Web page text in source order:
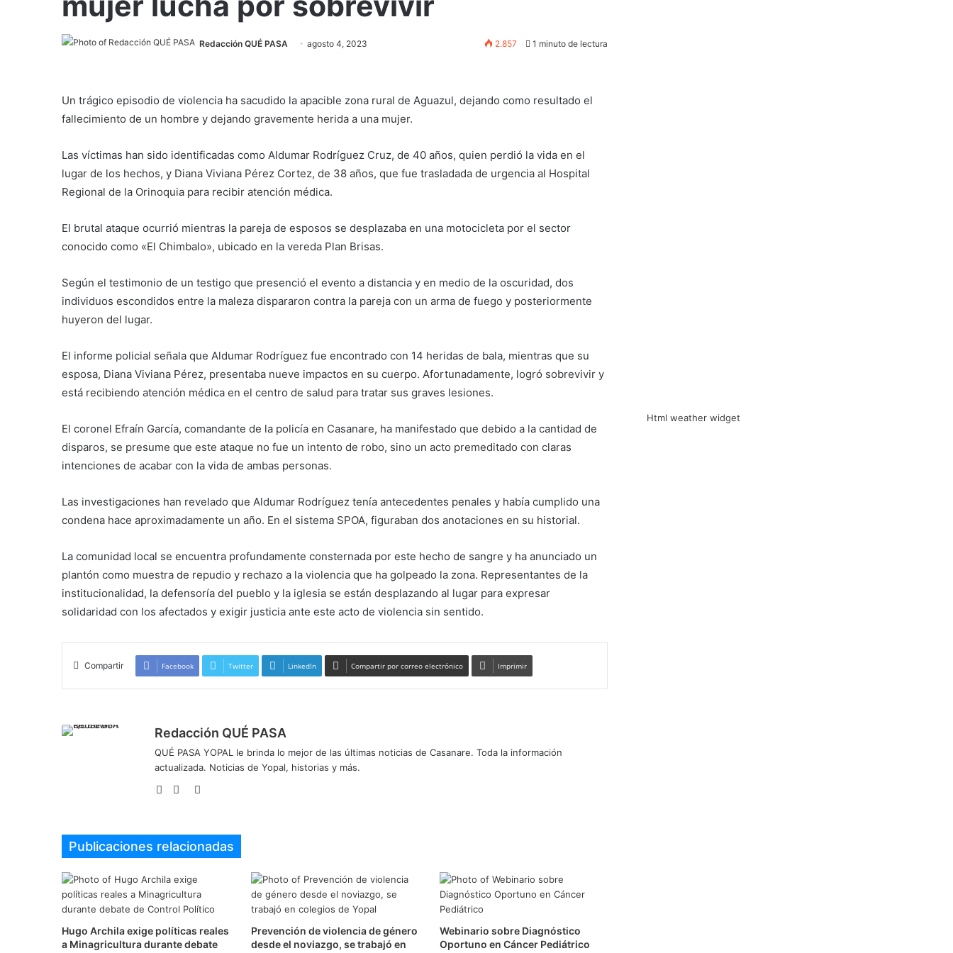
Redacción QUÉ PASA agosto 4, 2023 2.857 1 minuto de lectura
Un trágico episodio de violencia ha sacudido la apacible zona rural de Aguazul, dejando como resultado el
fallecimiento de un hombre y dejando gravemente herida a una mujer.
Las víctimas han sido identificadas como Aldumar Rodríguez Cruz, de 40 años, quien perdió la vida en el
lugar de los hechos, y Diana Viviana Pérez Cortez, de 38 años, que fue trasladada de urgencia al Hospital
Regional de la Orinoquia para recibir atención médica.
El brutal ataque ocurrió mientras la pareja de esposos se desplazaba en una motocicleta por el sector
conocido como «El Chimbalo», ubicado en la vereda Plan Brisas.
Según el testimonio de un testigo que presenció el evento a distancia y en medio de la oscuridad, dos
individuos escondidos entre la maleza dispararon contra la pareja con un arma de fuego y posteriormente
huyeron del lugar.
El informe policial señala que Aldumar Rodríguez fue encontrado con 14 heridas de bala, mientras que su
esposa, Diana Viviana Pérez, presentaba nueve impactos en su cuerpo. Afortunadamente, logró sobrevivir y
está recibiendo atención médica en el centro de salud para tratar sus graves lesiones.
El coronel Efraín García, comandante de la policía en Casanare, ha manifestado que debido a la cantidad de
disparos, se presume que este ataque no fue un intento de robo, sino un acto premeditado con claras
intenciones de acabar con la vida de ambas personas.
Las investigaciones han revelado que Aldumar Rodríguez tenía antecedentes penales y había cumplido una
condena hace aproximadamente un año. En el sistema SPOA, figuraban dos anotaciones en su historial.
La comunidad local se encuentra profundamente consternada por este hecho de sangre y ha anunciado un
plantón como muestra de repudio y rechazo a la violencia que ha golpeado la zona. Representantes de la
institucionalidad, la defensoría del pueblo y la iglesia se están desplazando al lugar para expresar
solidaridad con los afectados y exigir justicia ante este acto de violencia sin sentido.
Compartir Facebook Twitter LinkedIn Compartir por correo electrónico Imprimir
Redacción QUÉ PASA
QUÉ PASA YOPAL le brinda lo mejor de las últimas noticias de Casanare. Toda la información
actualizada. Noticias de Yopal, historias y más.
Sitio Facebook
Twitter
Publicaciones relacionadas
Hugo Archila exige políticas reales
a Minagricultura durante debate
Prevención de violencia de género
desde el noviazgo, se trabajó en
Webinario sobre Diagnóstico
Oportuno en Cáncer Pediátrico
Html weather widget